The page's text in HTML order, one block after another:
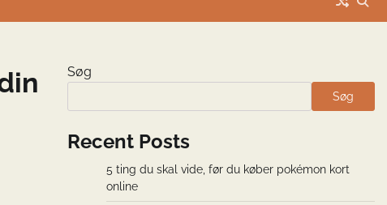
Søg
Søg
Recent Posts
5 ting du skal vide, før du køber pokémon kort
online